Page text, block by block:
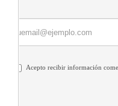
Acepto recibir información